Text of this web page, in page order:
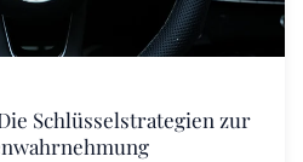
Schlüsselstrategien zur